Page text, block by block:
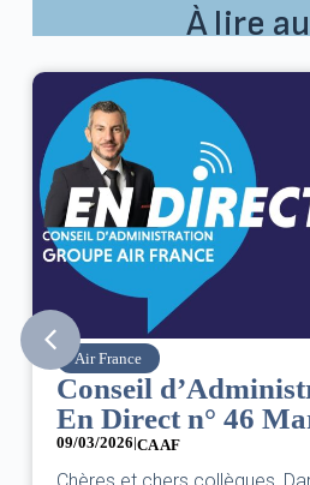
À lire
Air France
Conseil
En Direct n° 46
09/03/2026|CA AF